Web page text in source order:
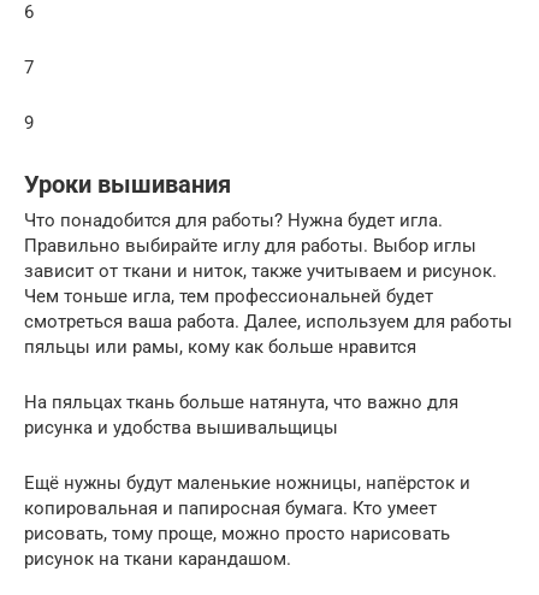
6
7
9
Уроки вышивания
Что понадобится для работы? Нужна будет игла.
Правильно выбирайте иглу для работы. Выбор иглы
зависит от ткани и ниток, также учитываем и рисунок.
Чем тоньше игла, тем профессиональней будет
смотреться ваша работа. Далее, используем для работы
пяльцы или рамы, кому как больше нравится
На пяльцах ткань больше натянута, что важно для
рисунка и удобства вышивальщицы
Ещё нужны будут маленькие ножницы, напёрсток и
копировальная и папиросная бумага. Кто умеет
рисовать, тому проще, можно просто нарисовать
рисунок на ткани карандашом.